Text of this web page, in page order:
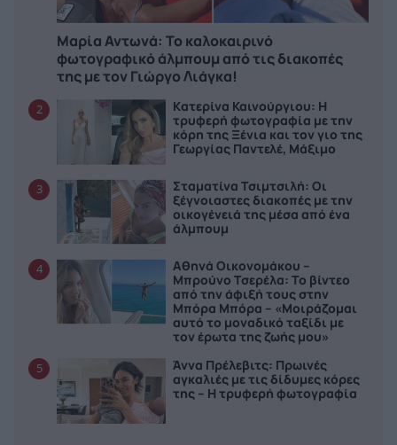
Μαρία Αντωνά: Το καλοκαιρινό
φωτογραφικό άλμπουμ από τις διακοπές
της με τον Γιώργο Λιάγκα!
2
Kατερίνα Καινούργιου: Η
τρυφερή φωτογραφία με την
κόρη της Ξένια και τον γιο της
Γεωργίας Παντελέ, Μάξιμο
3
Σταματίνα Τσιμτσιλή: Οι
ξέγνοιαστες διακοπές με την
οικογένειά της μέσα από ένα
άλμπουμ
4
Αθηνά Οικονομάκου –
Μπρούνο Τσερέλα: Το βίντεο
από την άφιξή τους στην
Μπόρα Μπόρα – «Μοιράζομαι
αυτό το μοναδικό ταξίδι με
τον έρωτα της ζωής μου»
5
Άννα Πρέλεβιτς: Πρωινές
αγκαλιές με τις δίδυμες κόρες
της – Η τρυφερή φωτογραφία